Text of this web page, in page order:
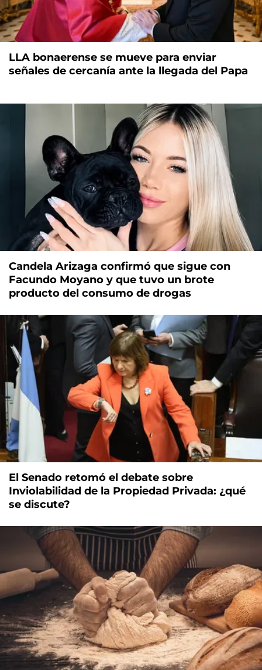
LLA bonaerense se mueve para enviar
señales de cercanía ante la llegada del Papa
Candela Arizaga confirmó que sigue con
Facundo Moyano y que tuvo un brote
producto del consumo de drogas
El Senado retomó el debate sobre
Inviolabilidad de la Propiedad Privada: ¿qué
se discute?